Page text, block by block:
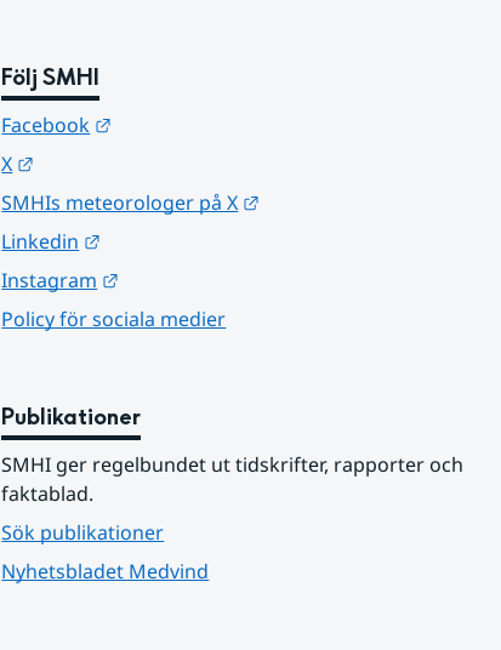
Följ SMHI
Facebook
X
SMHIs meteorologer på X
Linkedin
Instagram
Policy för sociala medier
Publikationer
SMHI ger regelbundet ut tidskrifter, rapporter och
faktablad.
Sök publikationer
Nyhetsbladet Medvind